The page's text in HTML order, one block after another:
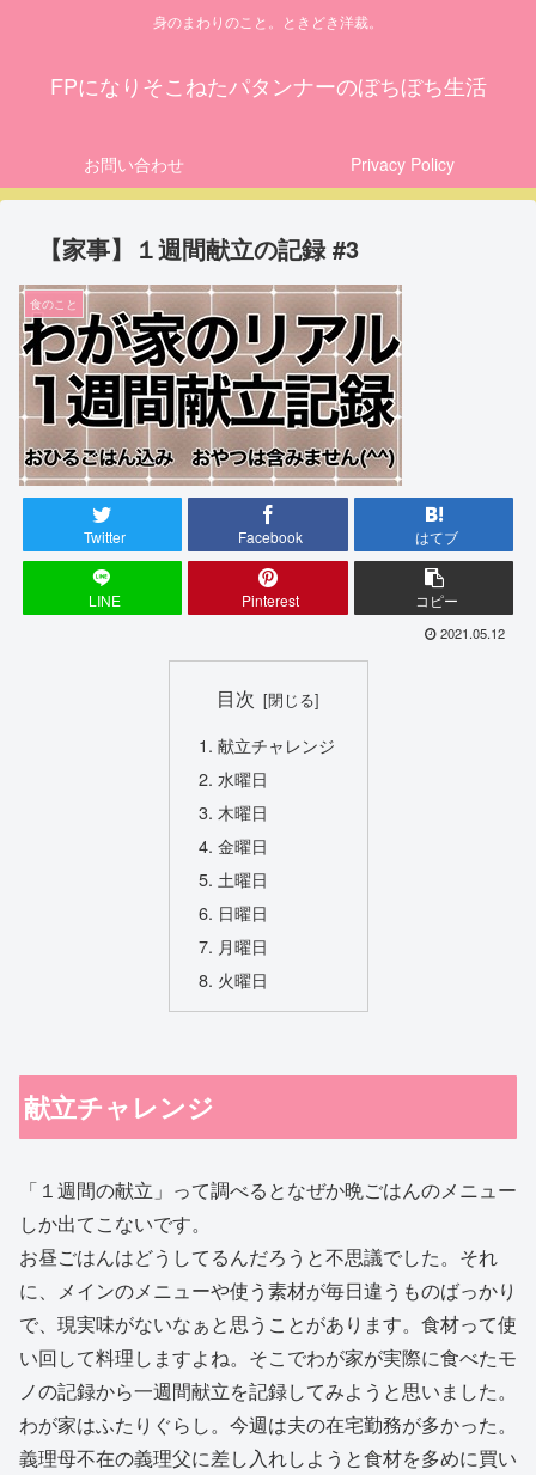
身のまわりのこと。ときどき洋裁。
FPになりそこねたパタンナーのぼちぼち生活
お問い合わせ Privacy Policy
【家事】１週間献立の記録 #3
食のこと
Twitter Facebook はてブ
LINE Pinterest コピー
2021.05.12
目次
献立チャレンジ
水曜日
木曜日
金曜日
土曜日
日曜日
月曜日
火曜日
献立チャレンジ
「１週間の献立」って調べるとなぜか晩ごはんのメニュー
しか出てこないです。
お昼ごはんはどうしてるんだろうと不思議でした。それ
に、メインのメニューや使う素材が毎日違うものばっかり
で、現実味がないなぁと思うことがあります。食材って使
い回して料理しますよね。そこでわが家が実際に食べたモ
ノの記録から一週間献立を記録してみようと思いました。
わが家はふたりぐらし。今週は夫の在宅勤務が多かった。
義理母不在の義理父に差し入れしようと食材を多めに買い